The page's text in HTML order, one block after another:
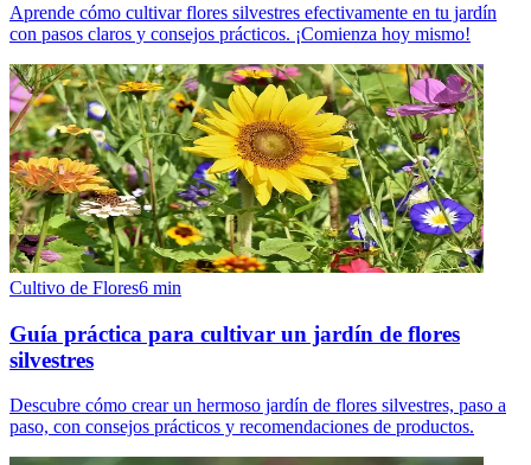
Aprende cómo cultivar flores silvestres efectivamente en tu jardín
con pasos claros y consejos prácticos. ¡Comienza hoy mismo!
Cultivo de Flores6 min
Guía práctica para cultivar un jardín de flores
silvestres
Descubre cómo crear un hermoso jardín de flores silvestres, paso a
paso, con consejos prácticos y recomendaciones de productos.